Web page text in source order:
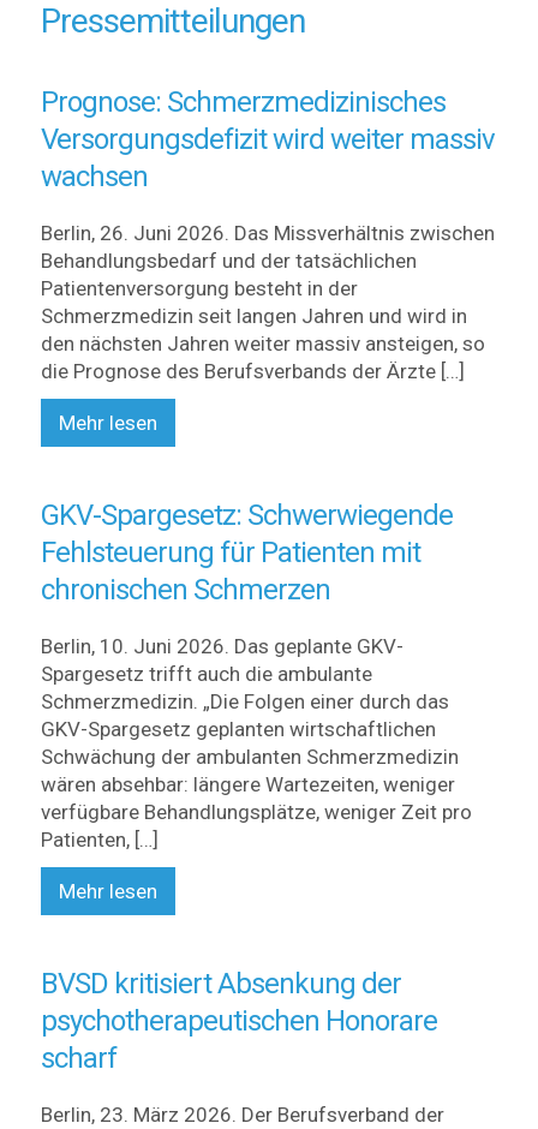
Pressemitteilungen
Prognose: Schmerzmedizinisches
Versorgungsdefizit wird weiter massiv
wachsen
Berlin, 26. Juni 2026. Das Missverhältnis zwischen
Behandlungsbedarf und der tatsächlichen
Patientenversorgung besteht in der
Schmerzmedizin seit langen Jahren und wird in
den nächsten Jahren weiter massiv ansteigen, so
die Prognose des Berufsverbands der Ärzte […]
Mehr lesen
GKV-Spargesetz: Schwerwiegende
Fehlsteuerung für Patienten mit
chronischen Schmerzen
Berlin, 10. Juni 2026. Das geplante GKV-
Spargesetz trifft auch die ambulante
Schmerzmedizin. „Die Folgen einer durch das
GKV-Spargesetz geplanten wirtschaftlichen
Schwächung der ambulanten Schmerzmedizin
wären absehbar: längere Wartezeiten, weniger
verfügbare Behandlungsplätze, weniger Zeit pro
Patienten, […]
Mehr lesen
BVSD kritisiert Absenkung der
psychotherapeutischen Honorare
scharf
Berlin, 23. März 2026. Der Berufsverband der